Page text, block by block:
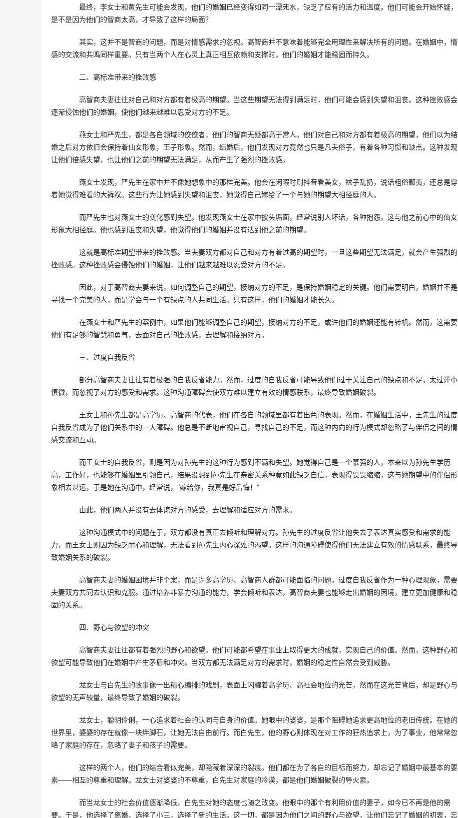
最终，李女士和黄先生可能会发现，他们的婚姻已经变得如同一潭死水，缺乏了应有的活力和温度。他们可能会开始怀疑，
是不是因为他们的智商太高，才导致了这样的局面？
其实，这并不是智商的问题，而是对情感需求的忽视。高智商并不意味着能够完全用理性来解决所有的问题。在婚姻中，情
感的交流和共鸣同样重要。只有当两个人在心灵上真正相互依赖和支撑时，他们的婚姻才能稳固而持久。
二、高标准带来的挫败感
高智商夫妻往往对自己和对方都有着极高的期望。当这些期望无法得到满足时，他们可能会感到失望和沮丧。这种挫败感会
逐渐侵蚀他们的婚姻，使他们越来越难以忍受对方的不足。
燕女士和严先生，都是各自领域的佼佼者，他们的智商无疑都高于常人。他们对自己和对方都有着极高的期望，他们以为结
婚之后对方依旧会保持着仙女形象，王子形象。然而，结婚后，他们发现对方竟然也只是凡夫俗子，有着各种习惯和缺点。这种发现
让他们倍感失望，也让他们之前的期望无法满足，从而产生了强烈的挫败感。
燕女士发现，严先生在家中并不像她想象中的那样完美。他会在闲暇时刷抖音看美女，袜子乱扔，说话粗俗鄙夷，还总是穿
着她觉得难看的大裤衩。这些行为让她感到失望和沮丧，她觉得自己嫁给了一个与她的期望大相径庭的人。
而严先生也对燕女士的变化感到失望。他发现燕女士在家中披头垢面，经常说别人坏话，各种抱怨，这与他之前心中的仙女
形象大相径庭。他也感到沮丧和失望，他觉得他们的婚姻并没有达到他之前的期望。
这就是高标准期望带来的挫败感。当夫妻双方都对自己和对方有着过高的期望时，一旦这些期望无法满足，就会产生强烈的
挫败感。这种挫败感会侵蚀他们的婚姻，让他们越来越难以忍受对方的不足。
因此，对于高智商夫妻来说，如何调整自己的期望，接纳对方的不足，是保持婚姻稳定的关键。他们需要明白，婚姻并不是
寻找一个完美的人，而是学会与一个有缺点的人共同生活。只有这样，他们的婚姻才能长久。
在燕女士和严先生的案例中，如果他们能够调整自己的期望，接纳对方的不足，或许他们的婚姻还能有转机。然而，这需要
他们有足够的智慧和勇气，去面对自己的挫败感，去理解和接纳对方。
三、过度自我反省
部分高智商夫妻往往有着极强的自我反省能力。然而，过度的自我反省可能导致他们过于关注自己的缺点和不足，太过谨小
慎微，而忽视了对方的感受和需求。这种沟通障碍会使双方难以建立有效的情感联系，最终导致婚姻破裂。
王女士和孙先生都是高学历、高智商的代表，他们在各自的领域里都有着出色的表现。然而，在婚姻生活中，王先生的过度
自我反省成为了他们关系中的一大障碍。他总是不断地审视自己，寻找自己的不足，而这种内向的行为模式却忽略了与伴侣之间的情
感交流和互动。
而王女士的自我反省，则是因为对孙先生的这种行为感到不满和失望。她觉得自己是一个慕强的人，本来以为孙先生学历
高，工作好，也能够在婚姻里引领自己，结果没想到孙先生在亲密关系种竟如此缺乏自信，表现得畏畏缩缩，这与她期望中的伴侣形
象相去甚远，于是她在沟通中，经常说，“嫁给你，我真是好后悔！”
由此，他们两人并没有去体谅对方的感受，去理解和适应对方的需求。
这种沟通模式中的问题在于，双方都没有真正去倾听和理解对方。孙先生的过度反省让他失去了表达真实感受和需求的能
力，而王女士则因为缺乏耐心和理解，无法看到孙先生内心深处的渴望。这样的沟通障碍使得他们无法建立有效的情感联系，最终导
致婚姻关系的破裂。
高智商夫妻的婚姻困境并非个案，而是许多高学历、高智商人群都可能面临的问题。过度自我反省作为一种心理现象，需要
夫妻双方共同去认识和克服。通过培养非暴力沟通的能力，学会倾听和表达，高智商夫妻也能够走出婚姻的困境，建立更加健康和稳
固的关系。
四、野心与欲望的冲突
高智商夫妻往往都有着强烈的野心和欲望。他们可能都希望在事业上取得更大的成就，实现自己的价值。然而，这种野心和
欲望可能导致他们在婚姻中产生矛盾和冲突。当双方都无法满足对方的需求时，婚姻的稳定性自然会受到威胁。
龙女士与白先生的故事像一出精心编排的戏剧，表面上闪耀着高学历、高社会地位的光芒，然而在这光芒背后，却是野心与
欲望的无声较量，最终导致了婚姻的破裂。
龙女士，聪明伶俐，一心追求着社会的认同与自身的价值。她眼中的婆婆，是那个阻碍她追求更高地位的老旧传统。在她的
世界里，婆婆的存在就像一块绊脚石，让她无法自由前行。而白先生，他的野心则体现在对工作的狂热追求上，为了事业，他常常忽
略了家庭的存在，忽略了妻子和孩子的需要。
这样的两个人，他们的结合看似完美，却隐藏着深深的裂痕。他们都在为了各自的目标而努力，却忘记了婚姻中最基本的要
素——相互的尊重和理解。龙女士对婆婆的不尊重，白先生对家庭的冷漠，都是他们婚姻破裂的导火索。
而当龙女士的社会价值逐渐降低，白先生对她的态度也随之改变。他眼中的那个有利用价值的妻子，如今已不再是他的需
要。于是，他选择了离婚，选择了小三，选择了新的生活。这一切，都是因为他们之间的野心与欲望，让他们忘记了婚姻的初衷，忘